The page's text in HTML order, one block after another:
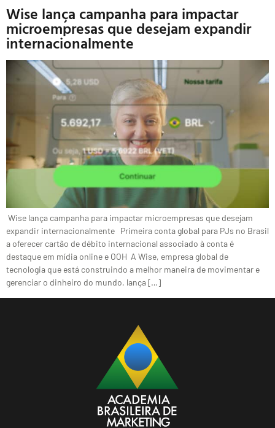
Wise lança campanha para impactar
microempresas que desejam expandir
internacionalmente
Wise lança campanha para impactar microempresas que desejam
expandir internacionalmente Primeira conta global para PJs no Brasil
a oferecer cartão de débito internacional associado à conta é
destaque em mídia online e OOH A Wise, empresa global de
tecnologia que está construindo a melhor maneira de movimentar e
gerenciar o dinheiro do mundo, lança […]